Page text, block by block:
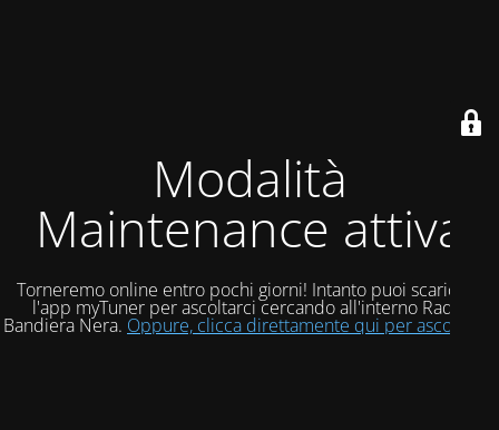
Modalità
Maintenance attiva
Torneremo online entro pochi giorni! Intanto puoi scaricare
l'app myTuner per ascoltarci cercando all'interno Radio
Bandiera Nera. Oppure, clicca direttamente qui per ascoltarci!